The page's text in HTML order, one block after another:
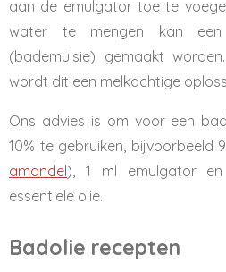
aan de emulgator toe te
water te mengen kan een
(bademulsie) gemaakt
wordt dit een melkachtige
Ons advies is om voor een
10% te gebruiken, bijvoorbeeld
amandel), 1 ml emulgator en
essentiële olie.
Badolie recepten